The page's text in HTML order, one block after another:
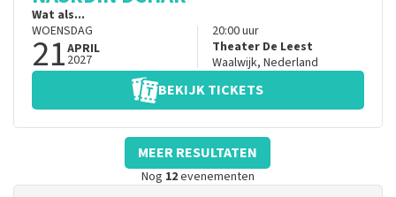
Wat als...
WOENSDAG
21APRIL
2027
20:00uur
Theater De Leest
Waalwijk, Nederland
BEKIJK TICKETS
MEER RESULTATEN
Nog 12evenementen